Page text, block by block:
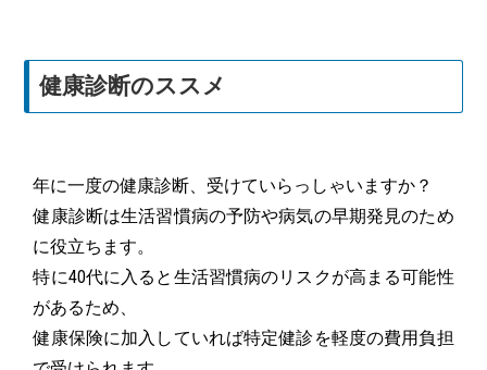
健康診断のススメ
年に一度の健康診断、受けていらっしゃいますか？
健康診断は生活習慣病の予防や病気の早期発見のため
に役立ちます。
特に40代に入ると生活習慣病のリスクが高まる可能性
があるため、
健康保険に加入していれば特定健診を軽度の費用負担